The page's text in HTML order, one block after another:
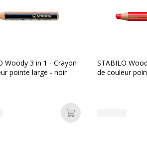
STABILO
Woody 3 in 1 - Crayon
pointe large - noir
Ajouter au panier
STABILO
de couleur